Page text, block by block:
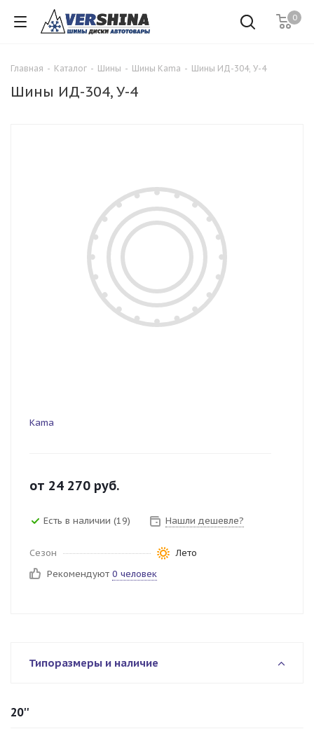
0
Главная - Каталог - Шины - Шины Kama - Шины ИД-304, У-4
Шины ИД-304, У-4
Kama
от 24 270 руб.
Есть в наличии (19) Нашли дешевле?
Сезон
Лето
Рекомендуют 0 человек
Типоразмеры и наличие
20''